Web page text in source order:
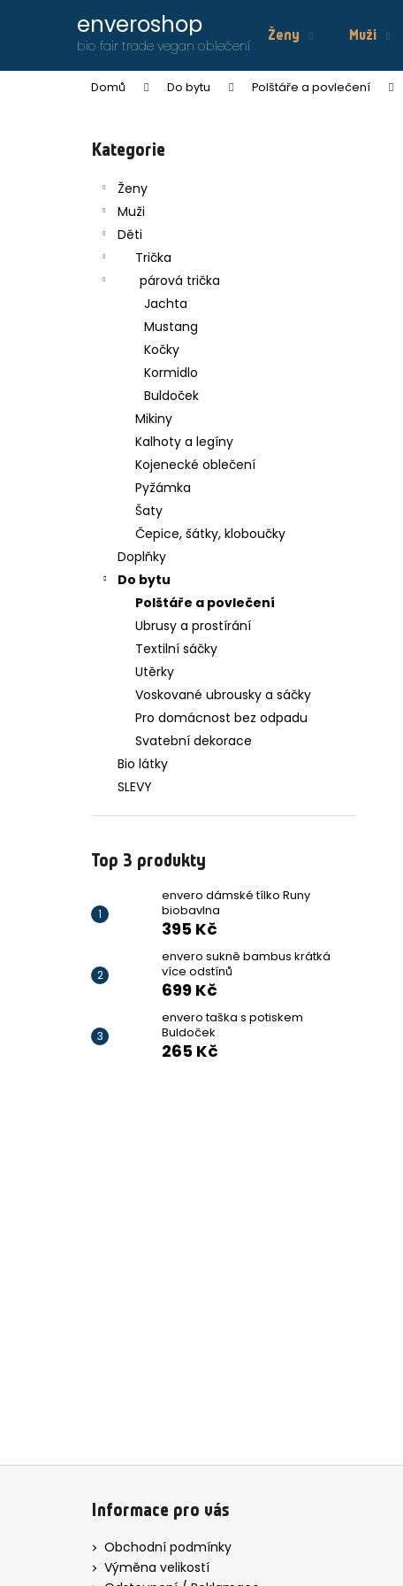
enveroshop
bio fair trade vegan oblečení
Ženy Muži
Domů Do bytu Polštáře a povlečení
Přeskočit
kategorie
Kategorie
Ženy
Muži
Děti
Trička
párová trička
Jachta
Mustang
Kočky
Kormidlo
Buldoček
Mikiny
Kalhoty a legíny
Kojenecké oblečení
Pyžámka
Šaty
Čepice, šátky, kloboučky
Doplňky
Do bytu
Polštáře a povlečení
Ubrusy a prostírání
Textilní sáčky
Utěrky
Voskované ubrousky a sáčky
Pro domácnost bez odpadu
Svatební dekorace
Bio látky
SLEVY
Top 3 produkty
envero dámské tílko Runy
biobavlna
395 Kč
envero sukně bambus krátká
více odstínů
699 Kč
envero taška s potiskem
Buldoček
265 Kč
í
Zpět
do
obchodu
Zpět
do
obchodu
ENVERO DÁMSKÉ TÍLKO RUNY
BIOBAVLNA
395 Kč
Informace pro vás
Obchodní podmínky
Výměna velikostí